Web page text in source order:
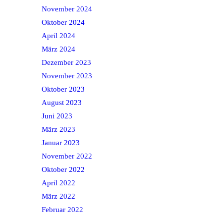
November 2024
Oktober 2024
April 2024
März 2024
Dezember 2023
November 2023
Oktober 2023
August 2023
Juni 2023
März 2023
Januar 2023
November 2022
Oktober 2022
April 2022
März 2022
Februar 2022